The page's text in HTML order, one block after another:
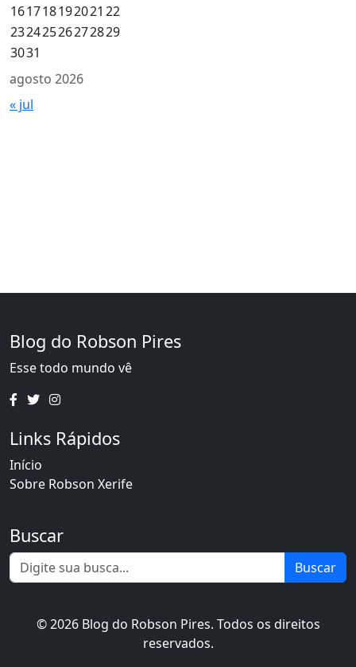
agosto 2026
161718192021 22
23242526272829
3031
« jul
Blog do Robson Pires
Esse todo mundo vê
Links Rápidos
Início
Sobre Robson Xerife
Buscar
Buscar
© 2026 Blog do Robson Pires. Todos os direitos
reservados.